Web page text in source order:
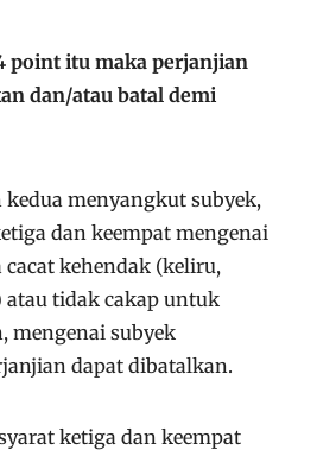
point itu maka perjanjian
dan/atau batal demi
kedua menyangkut subyek,
dan keempat mengenai
kehendak (keliru,
atau tidak cakap untuk
mengenai subyek
dapat dibatalkan.
ketiga dan keempat